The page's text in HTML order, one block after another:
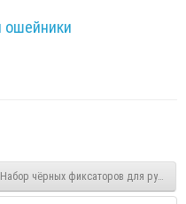
Набор чёрных фиксаторов для рук и